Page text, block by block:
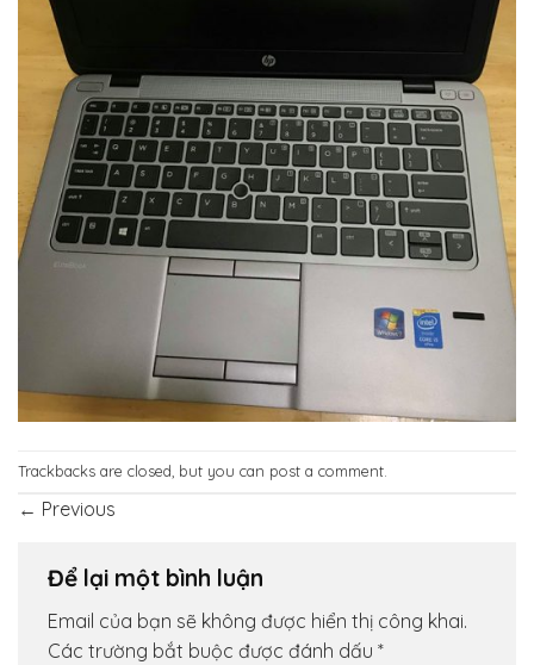
Trackbacks are closed, but you can post a comment
← Previous
Để lại một bình luận
Email của bạn sẽ không được hiển thị công khai.
Các trường bắt buộc được đánh dấu *